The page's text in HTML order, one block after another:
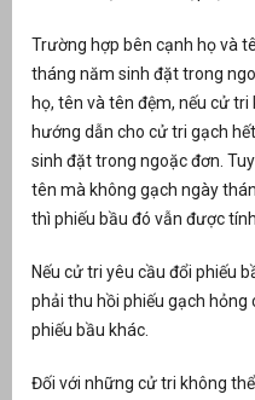
Trường hợp bên cạnh họ và
tháng năm sinh đặt trong
họ, tên và tên đệm, nếu cử
hướng dẫn cho cử tri gạch
sinh đặt trong ngoặc đơn.
tên mà không gạch ngày
thì phiếu bầu đó vẫn được
Nếu cử tri yêu cầu đổi phiếu
phải thu hồi phiếu gạch
phiếu bầu khác.
Đối với những cử tri không